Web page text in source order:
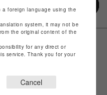
a foreign language using the
system, it may not be
the original content of the
for any direct or
service. Thank you for your
Cancel